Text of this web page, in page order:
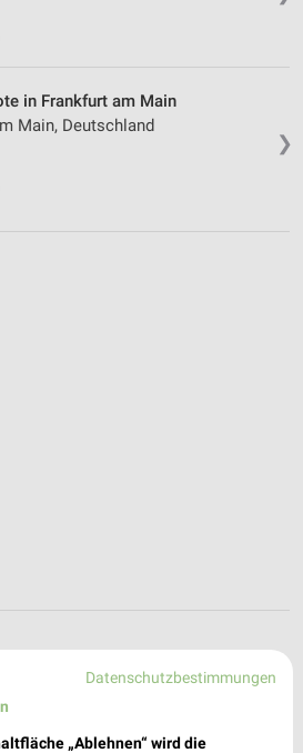
❯
in Frankfurt am Main
Main, Deutschland
Datenschutzbestimmungen
„Ablehnen“ wird die